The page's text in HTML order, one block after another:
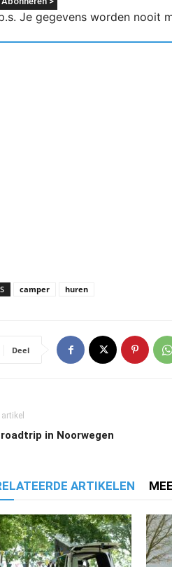
Je gegevens worden nooit
camper huren
Deel
roadtrip in Noorwegen
ARTIKELEN